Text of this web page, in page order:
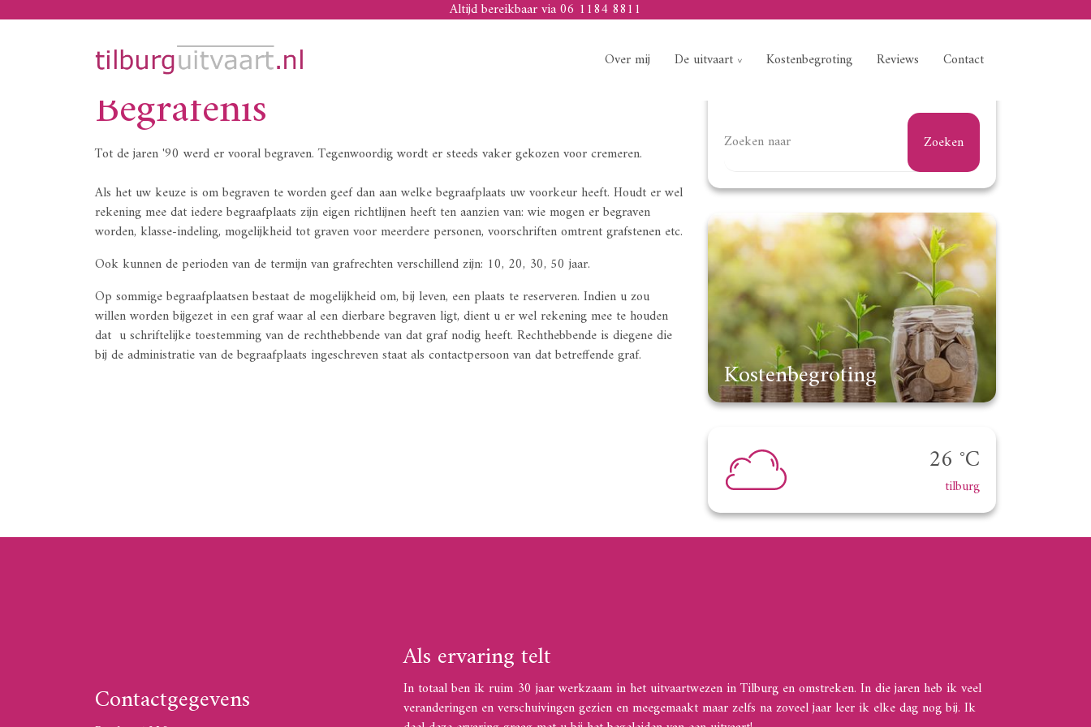
Altijd bereikbaar via 06 1184 8811
Over mij De uitvaart Kostenbegroting Reviews Contact
Begrafenis
Tot de jaren '90 werd er vooral begraven. Tegenwoordig wordt er steeds vaker gekozen voor cremeren.
Als het uw keuze is om begraven te worden geef dan aan welke begraafplaats uw voorkeur heeft. Houdt er wel
rekening mee dat iedere begraafplaats zijn eigen richtlijnen heeft ten aanzien van: wie mogen er begraven
worden, klasse-indeling, mogelijkheid tot graven voor meerdere personen, voorschriften omtrent grafstenen etc.
Ook kunnen de perioden van de termijn van grafrechten verschillend zijn: 10, 20, 30, 50 jaar.
Op sommige begraafplaatsen bestaat de mogelijkheid om, bij leven, een plaats te reserveren. Indien u zou
willen worden bijgezet in een graf waar al een dierbare begraven ligt, dient u er wel rekening mee te houden
dat u schriftelijke toestemming van de rechthebbende van dat graf nodig heeft. Rechthebbende is diegene die
bij de administratie van de begraafplaats ingeschreven staat als contactpersoon van dat betreffende graf.
Kostenbegroting
26 °C
tilburg
Contactgegevens
Als ervaring telt
In totaal ben ik ruim 30 jaar werkzaam in het uitvaartwezen in Tilburg en omstreken. In die jaren heb ik veel
veranderingen en verschuivingen gezien en meegemaakt maar zelfs na zoveel jaar leer ik elke dag nog bij. Ik